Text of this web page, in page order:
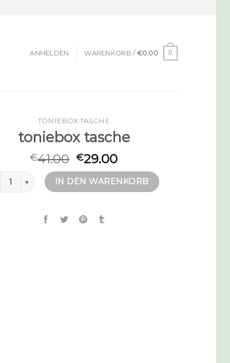
ANMELDEN WARENKORB / €0.00 0
TONIEBOX TASCHE
toniebox tasche
€41.00 €29.00
tasche MengeIN DEN WARENKORB